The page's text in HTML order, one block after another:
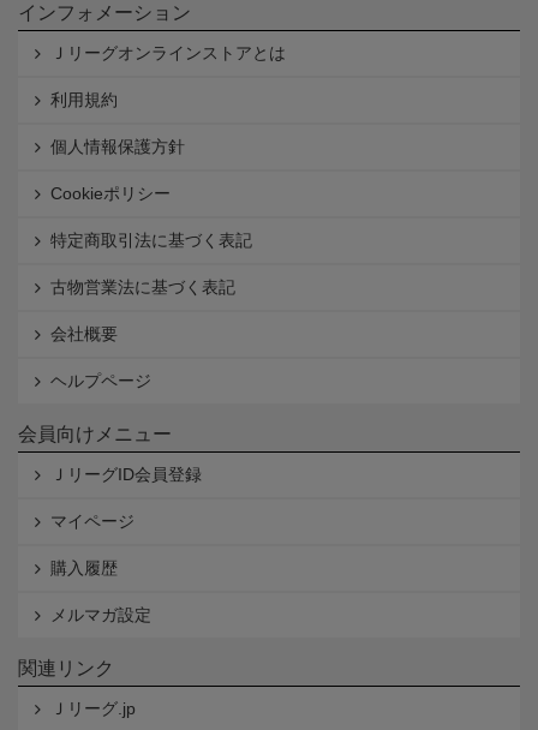
インフォメーション
Ｊリーグオンラインストアとは
利用規約
個人情報保護方針
Cookieポリシー
特定商取引法に基づく表記
古物営業法に基づく表記
会社概要
ヘルプページ
会員向けメニュー
ＪリーグID会員登録
マイページ
購入履歴
メルマガ設定
関連リンク
Ｊリーグ.jp